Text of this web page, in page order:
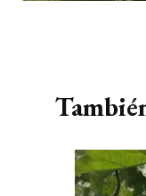
entradas